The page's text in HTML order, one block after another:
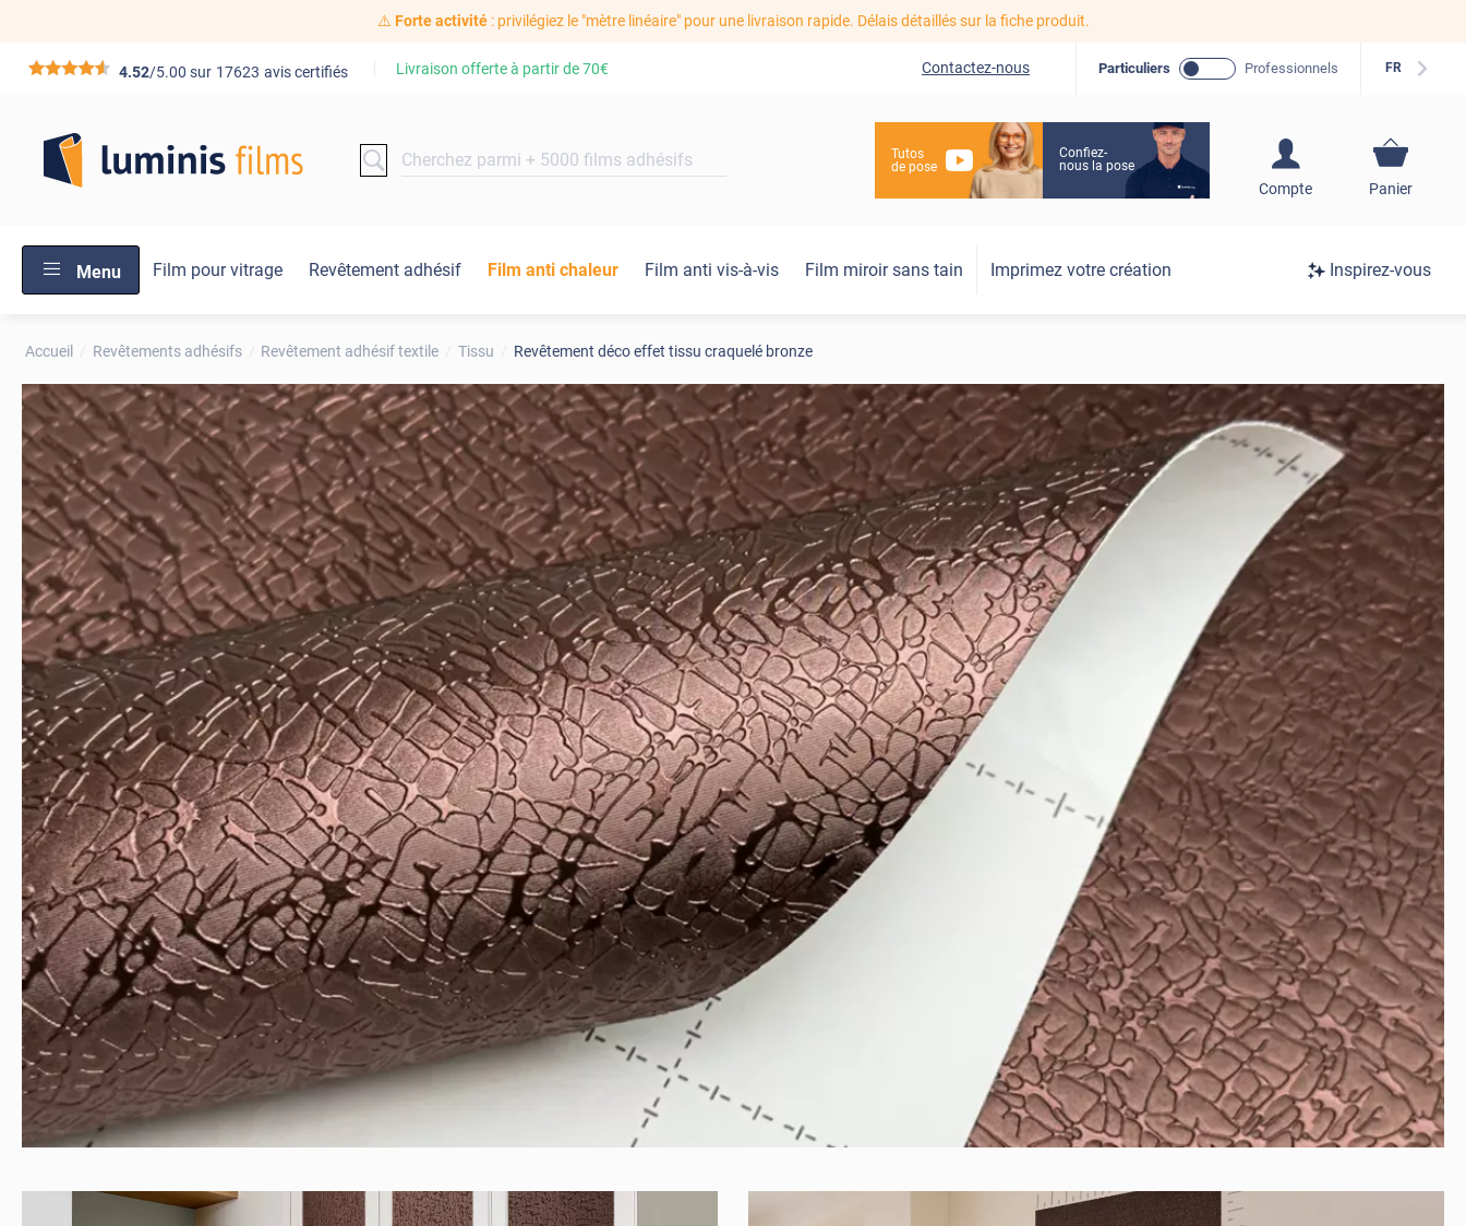
⚠️ Forte activité: privilégiez le "mètre linéaire" pour une livraison rapide. Délais détaillés sur la fiche produit.
*****4.52/5.00 sur 17623 avis certifiés Livraison offerte à partir de70€ Contactez-nous Particuliers Professionnels FR
Tutos
de pose
Confiez-
nous la pose
Compte
S'inscrire / Se
Panier
Menu Film pour vitrage Revêtement adhésif Film anti chaleur Film anti vis-à-vis Film miroir sans tain Imprimez votre création Inspirez-vous
Accueil Revêtements adhésifs Revêtement adhésif textile Tissu Revêtement déco effet tissu craquelé bronze